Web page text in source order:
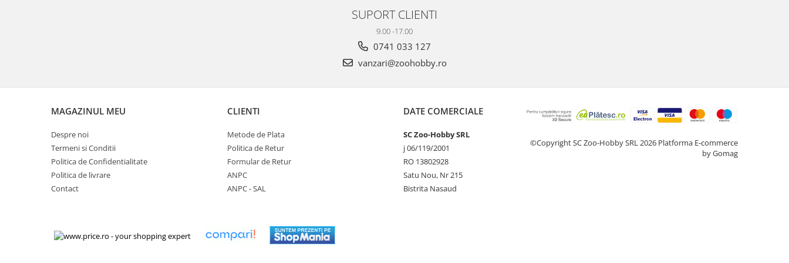
SUPORT CLIENTI
9.00 -17.00
0741 033 127
vanzari@zoohobby.ro
MAGAZINUL MEU
Despre noi
Termeni si Conditii
Politica de Confidentialitate
Politica de livrare
Contact
CLIENTI
Metode de Plata
Politica de Retur
Formular de Retur
ANPC
ANPC - SAL
DATE COMERCIALE
SC Zoo-Hobby SRL
j 06/119/2001
RO 13802928
Satu Nou, Nr 215
Bistrita Nasaud
©Copyright SC Zoo-Hobby SRL 2026 Platforma E-commerce
by Gomag